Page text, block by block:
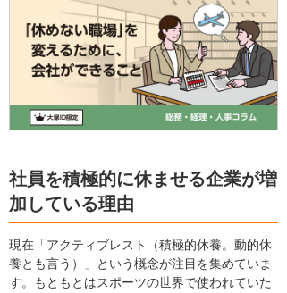
社員を積極的に休ませる企業が増
加している理由
現在「アクティブレスト（積極的休養。動的休
養とも言う）」という概念が注目を集めていま
す。もともとはスポーツの世界で使われていた